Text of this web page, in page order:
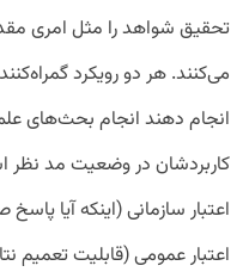
تحقیق شواهد را مثل امری
می‌کنند. هر دو رویکرد
انجام دهند انجام بحث‌های
کاربردشان در وضعیت مد نظر
اعتبار سازمانی (اینکه آیا
اعتبار عمومی (قابلیت تعمیم